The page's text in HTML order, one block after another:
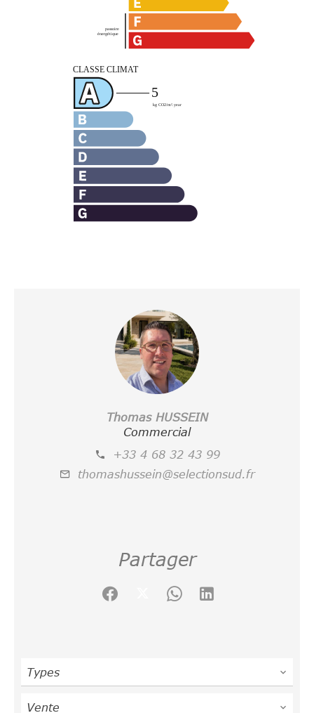
Thomas HUSSEIN
Commercial
+33 4 68 32 43 99
thomashussein@selectionsud.fr
Partager
Types
Vente